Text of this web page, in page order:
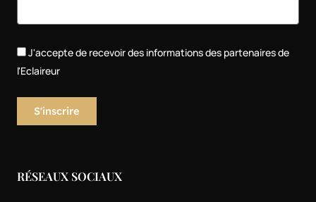
J'accepte de recevoir des informations des partenaires de
l'Eclaireur
RÉSEAUX SOCIAUX